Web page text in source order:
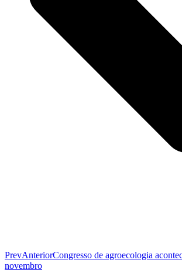
PrevAnteriorCongresso de agroecologia
novembro